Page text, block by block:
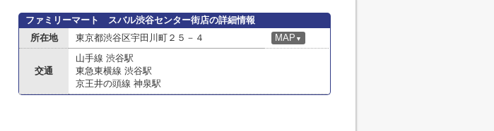
ファミリーマート スバル渋谷センター街店の詳細情報
所在地
東京都渋谷区宇田川町２５－４ MAP ▼
交通
山手線 渋谷駅
東急東横線 渋谷駅
京王井の頭線 神泉駅